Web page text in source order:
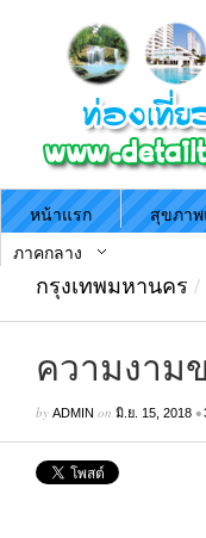
หน้าแรก สุขภาพ
ภาคกลาง
กรุงเทพมหานคร /
ความงาม
by ADMIN on มิ.ย. 15, 2018 •